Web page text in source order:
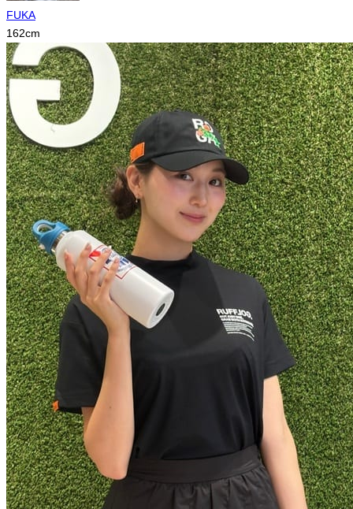
FUKA
162cm